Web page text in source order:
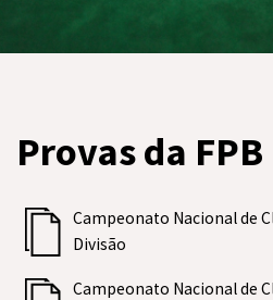
Provas da FPB
Campeonato Nacional de
Divisão
Campeonato Nacional de